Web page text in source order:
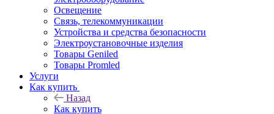
Освещение
Связь, телекоммуникации
Устройства и средства безопасности
Электроустановочные изделия
Товары Geniled
Товары Promled
Услуги
Как купить
Назад
Как купить